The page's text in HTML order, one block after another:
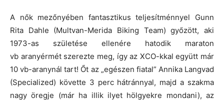
A nők mezőnyében fantasztikus teljesítménnyel Gunn
Rita Dahle (Multvan-Merida Biking Team) győzött, aki
1973-as születése ellenére hatodik maraton
vb aranyérmét szerezte meg, így az XCO-kkal együtt már
10 vb-aranynál tart! Őt az „egészen fiatal” Annika Langvad
(Specialized) követte 3 perc hátránnyal, majd a szakma
nagy öregje (már ha illik ilyet hölgyekre mondani), az